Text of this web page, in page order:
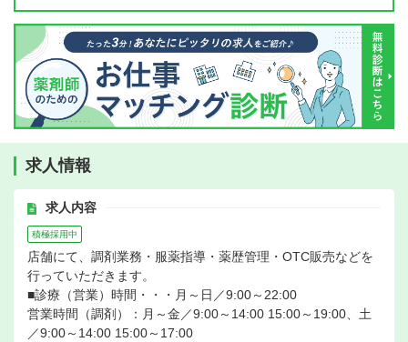
求人情報
求人内容
積極採用中
店舗にて、調剤業務・服薬指導・薬歴管理・OTC販売などを
行っていただきます。
■診療（営業）時間・・・月～日／9:00～22:00
営業時間（調剤）：月～金／9:00～14:00 15:00～19:00、土
／9:00～14:00 15:00～17:00